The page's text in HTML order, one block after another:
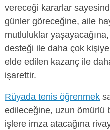
vereceği kararlar
günler göreceğine, aile
mutluluklar
desteği ile daha çok
elde edilen kazanç ile
işarettir.
Rüyada tenis öğrenmek
edileceğine, uzun ömürlü
işlere imza atacağına